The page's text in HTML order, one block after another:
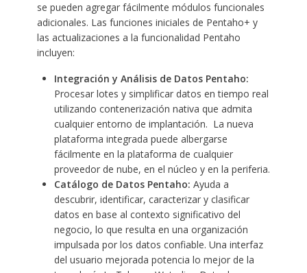
se pueden agregar fácilmente módulos funcionales
adicionales. Las funciones iniciales de Pentaho+ y
las actualizaciones a la funcionalidad Pentaho
incluyen:
Integración y Análisis de Datos Pentaho:
Procesar lotes y simplificar datos en tiempo real
utilizando contenerización nativa que admita
cualquier entorno de implantación. La nueva
plataforma integrada puede albergarse
fácilmente en la plataforma de cualquier
proveedor de nube, en el núcleo y en la periferia.
Catálogo de Datos Pentaho: Ayuda a
descubrir, identificar, caracterizar y clasificar
datos en base al contexto significativo del
negocio, lo que resulta en una organización
impulsada por los datos confiable. Una interfaz
del usuario mejorada potencia lo mejor de la